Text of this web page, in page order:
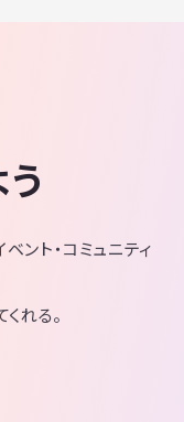
ント・コミュニティ
れる。